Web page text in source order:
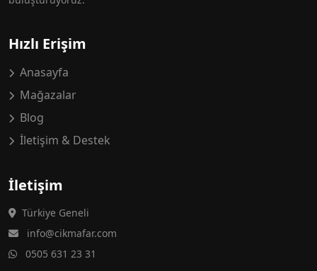
Hızlı Erişim
Anasayfa
Mağazalar
Blog
İletişim & Destek
İletişim
Türkiye Geneli
info@cikmafar.com
0505 631 23 31